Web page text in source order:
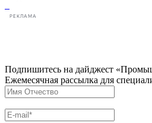
РЕКЛАМА
Подпишитесь на дайджест
Ежемесячная рассылка для